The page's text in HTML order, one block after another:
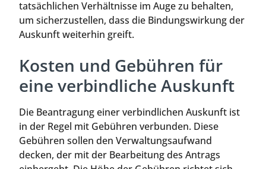
tatsächlichen Verhältnisse im Auge zu behalten,
um sicherzustellen, dass die Bindungswirkung der
Auskunft weiterhin greift.
Kosten und Gebühren für
eine verbindliche Auskunft
Die Beantragung einer verbindlichen Auskunft ist
in der Regel mit Gebühren verbunden. Diese
Gebühren sollen den Verwaltungsaufwand
decken, der mit der Bearbeitung des Antrags